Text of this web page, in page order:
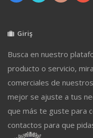
Giriş
Busca en nuestro
producto o servicio,
comerciales de
mejor se ajuste a tus
que más te guste para
contactos para que